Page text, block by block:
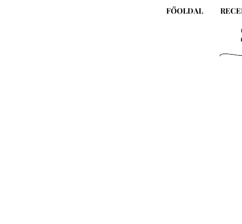
FŐOLDAL